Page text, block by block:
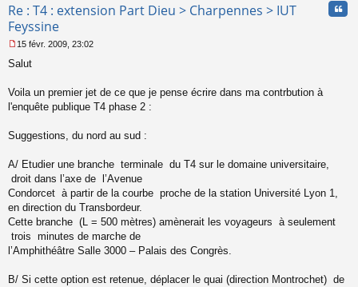
Re : T4 : extension Part Dieu > Charpennes > IUT
Feyssine
e
s
g
n
n
u
15 févr. 2009, 23:02
Salut
Voila un premier jet de ce que je pense écrire dans ma contrbution à
l'enquête publique T4 phase 2 :
Suggestions, du nord au sud :
A/ Etudier une branche terminale du T4 sur le domaine universitaire,
droit dans l’axe de l’Avenue
Condorcet à partir de la courbe proche de la station Université Lyon 1,
en direction du Transbordeur.
Cette branche (L = 500 mètres) amènerait les voyageurs à seulement
trois minutes de marche de
l’Amphithéâtre Salle 3000 – Palais des Congrès.
B/ Si cette option est retenue, déplacer le quai (direction Montrochet) de